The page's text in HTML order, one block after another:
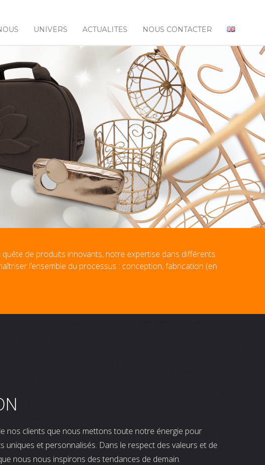
UNIVERS ACTUALITES NOUS CONTACTER
de produits innovants, notre expertise dans différents
l’ensemble du processus : conception, fabrication (en
nos clients que nous mettons toute notre énergie pour
uniques et personnalisés. Dans le respect des valeurs et de
nous nous inspirons des tendances de demain.